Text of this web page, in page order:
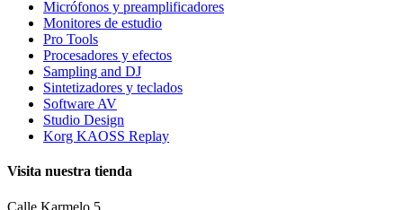
Micrófonos y preamplificadores
Monitores de estudio
Pro Tools
Procesadores y efectos
Sampling and DJ
Sintetizadores y teclados
Software AV
Studio Design
Korg KAOSS Replay
Visita nuestra tienda
Calle Karmelo 5